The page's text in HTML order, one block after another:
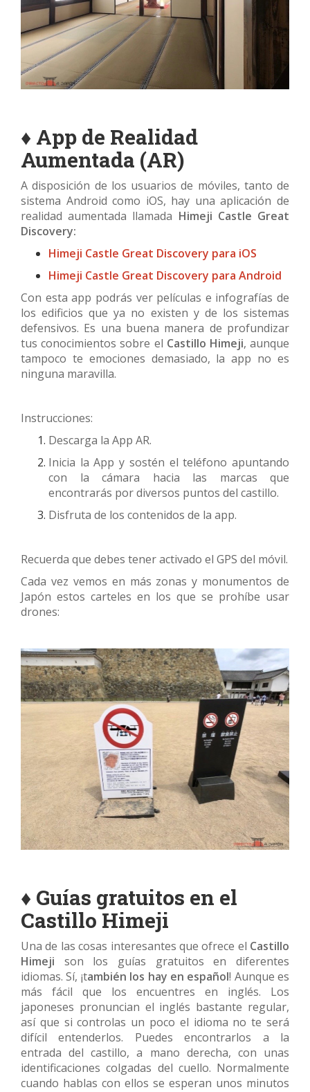
♦ App de Realidad
Aumentada (AR)
A disposición de los usuarios de móviles, tanto de
sistema Android como iOS, hay una aplicación de
realidad aumentada llamada Himeji Castle Great
Discovery:
Himeji Castle Great Discovery para iOS
Himeji Castle Great Discovery para Android
Con esta app podrás ver películas e infografías de
los edificios que ya no existen y de los sistemas
defensivos. Es una buena manera de profundizar
tus conocimientos sobre el Castillo Himeji, aunque
tampoco te emociones demasiado, la app no es
ninguna maravilla.
Instrucciones:
Descarga la App AR.
Inicia la App y sostén el teléfono apuntando
con la cámara hacia las marcas que
encontrarás por diversos puntos del castillo.
Disfruta de los contenidos de la app.
Recuerda que debes tener activado el GPS del móvil.
Cada vez vemos en más zonas y monumentos de
Japón estos carteles en los que se prohíbe usar
drones:
♦ Guías gratuitos en el
Castillo Himeji
Una de las cosas interesantes que ofrece el Castillo
Himeji son los guías gratuitos en diferentes
idiomas. Sí, ¡también los hay en español! Aunque es
más fácil que los encuentres en inglés. Los
japoneses pronuncian el inglés bastante regular,
así que si controlas un poco el idioma no te será
difícil entenderlos. Puedes encontrarlos a la
entrada del castillo, a mano derecha, con unas
identificaciones colgadas del cuello. Normalmente
cuando hablas con ellos se esperan unos minutos